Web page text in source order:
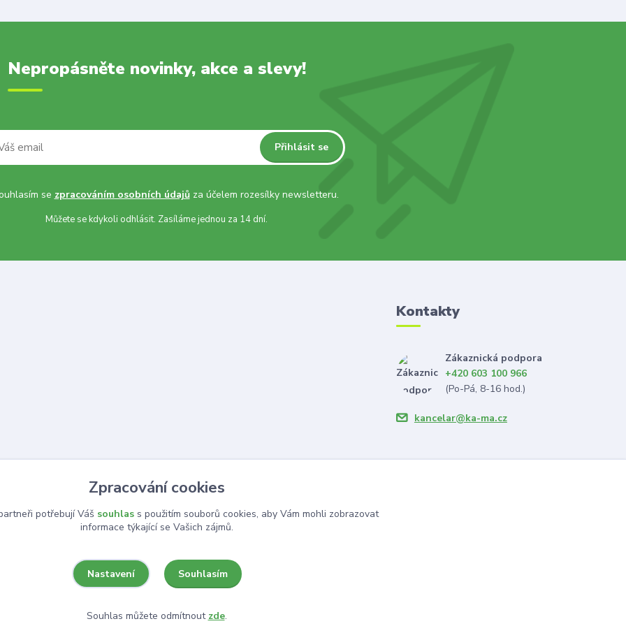
Nepropásněte novinky, akce a slevy!
Přihlásit se
se zpracováním osobních údajůza účelem rozesílky newsletteru.
Můžete se kdykoli odhlásit. Zasíláme jednou za 14 dní.
Kontakty
Zákaznická podpora
+420 603 100 966
(Po-Pá, 8-16 hod.)
kancelar@ka-ma.cz
Zpracování cookies
potřebují Váš souhlass použitím souborů cookies, aby Vám mohli zobrazovat
informace týkající se Vašich zájmů.
Nastavení Souhlasím
Souhlas můžete odmítnout zde.